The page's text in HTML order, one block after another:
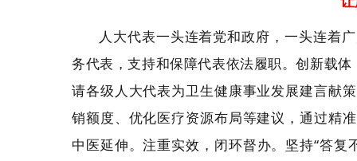
人大代表一头连着党和政府，一头连着
务代表，支持和保障代表依法履职。创新载
请各级人大代表为卫生健康事业发展建言献
销额度、优化医疗资源布局等建议，通过精
中医延伸。注重实效，闭环督办。坚持“答